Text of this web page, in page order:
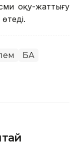
оқу-жаттығу
БАҚ